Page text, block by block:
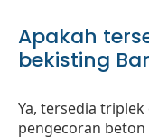
Apakah
bekisting
Ya, tersedia
pengecoran